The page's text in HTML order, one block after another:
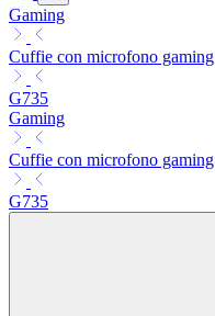
Gaming
Cuffie con microfono gaming
G735
Gaming
Cuffie con microfono gaming
G735